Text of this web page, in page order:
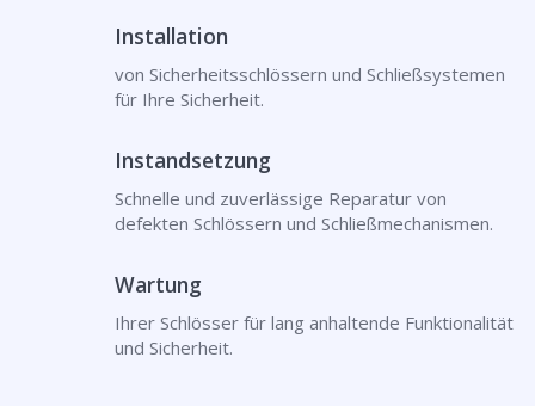
Installation
von Sicherheitsschlössern und Schließsystemen
für Ihre Sicherheit.
Instandsetzung
Schnelle und zuverlässige Reparatur von
defekten Schlössern und Schließmechanismen.
Wartung
Ihrer Schlösser für lang anhaltende Funktionalität
und Sicherheit.